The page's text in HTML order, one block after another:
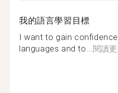
我的語言學習目標
I want to gain
languages and to...閱讀更